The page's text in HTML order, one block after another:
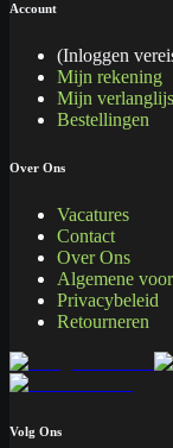
Account
(Inloggen
Mijn rekening
Mijn
Bestellingen
Over Ons
Vacatures
Contact
Over Ons
Algemene
Privacybeleid
Retourneren
Volg Ons